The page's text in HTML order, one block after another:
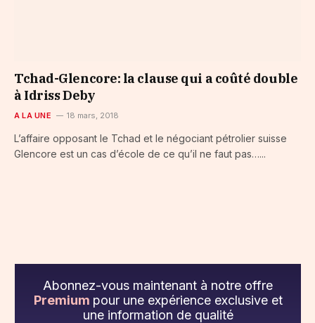
Tchad-Glencore: la clause qui a coûté double
à Idriss Deby
A LA UNE 18 mars, 2018
L’affaire opposant le Tchad et le négociant pétrolier suisse
Glencore est un cas d’école de ce qu’il ne faut pas…...
Abonnez-vous maintenant à notre offre
Premium pour une expérience exclusive et
une information de qualité